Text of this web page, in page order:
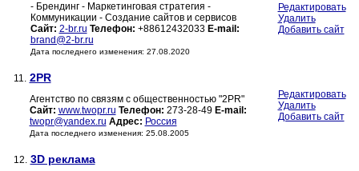
- Брендинг - Маркетинговая стратегия -
Коммуникации - Создание сайтов и сервисов
Сайт: 2-br.ru Телефон: +88612432033 E-mail:
brand@2-br.ru
Дата последнего изменения: 27.08.2020
Редактировать
Удалить
Добавить сайт
11. 2PR
Агентство по связям с общественностью "2PR"
Сайт: www.twopr.ru Телефон: 273-28-49 E-mail:
twopr@yandex.ru Адрес: Россия
Дата последнего изменения: 25.08.2005
Редактировать
Удалить
Добавить сайт
12. 3D реклама